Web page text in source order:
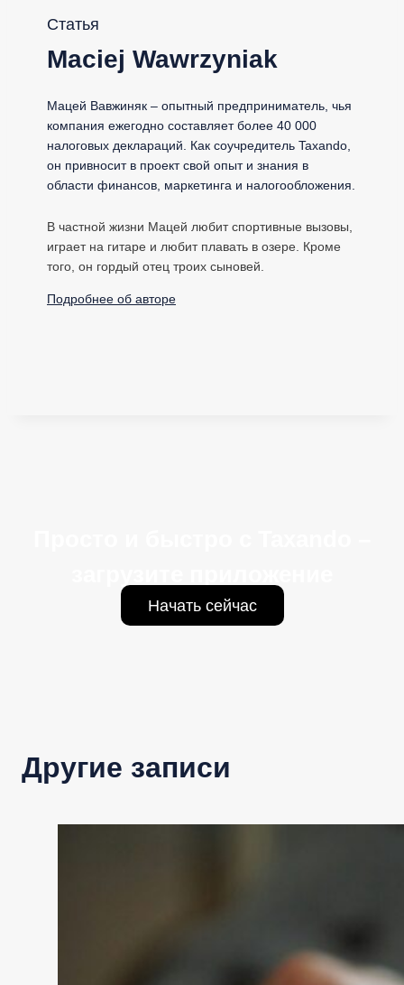
Статья
Maciej Wawrzyniak
Мацей Вавжиняк – опытный предприниматель, чья
компания ежегодно составляет более 40 000
налоговых деклараций. Как соучредитель Taxando,
он привносит в проект свой опыт и знания в
области финансов, маркетинга и налогообложения.
В частной жизни Мацей любит спортивные вызовы,
играет на гитаре и любит плавать в озере. Кроме
того, он гордый отец троих сыновей.
Подробнее об авторе
Начать сейчас
Другие записи